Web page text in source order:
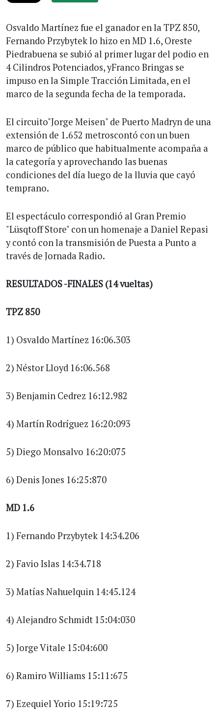
Osvaldo Martínez fue el ganador en la TPZ 850,
Fernando Przybytek lo hizo en MD 1.6, Oreste
Piedrabuena se subió al primer lugar del podio en
4 Cilindros Potenciados, yFranco Bringas se
impuso en la Simple Tracción Limitada, en el
marco de la segunda fecha de la temporada.
El circuito"Jorge Meisen" de Puerto Madryn de una
extensión de 1.652 metroscontó con un buen
marco de público que habitualmente acompaña a
la categoría y aprovechando las buenas
condiciones del día luego de la lluvia que cayó
temprano.
El espectáculo correspondió al Gran Premio
"Lüsqtoff Store" con un homenaje a Daniel Repasi
y contó con la transmisión de Puesta a Punto a
través de Jornada Radio.
RESULTADOS -FINALES (14 vueltas)
TPZ 850
1) Osvaldo Martínez 16:06.303
2) Néstor Lloyd 16:06.568
3) Benjamin Cedrez 16:12.982
4) Martín Rodríguez 16:20:093
5) Diego Monsalvo 16:20:075
6) Denis Jones 16:25:870
MD 1.6
1) Fernando Przybytek 14:34.206
2) Favio Islas 14:34.718
3) Matías Nahuelquin 14:45.124
4) Alejandro Schmidt 15:04:030
5) Jorge Vitale 15:04:600
6) Ramiro Williams 15:11:675
7) Ezequiel Yorio 15:19:725